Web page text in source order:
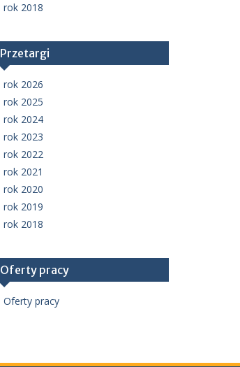
rok 2018
Przetargi
rok 2026
rok 2025
rok 2024
rok 2023
rok 2022
rok 2021
rok 2020
rok 2019
rok 2018
Oferty pracy
Oferty pracy